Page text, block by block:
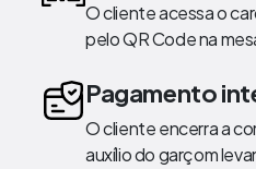
O cliente acessa o
pelo QR Code na
Pagamento
O cliente encerra a
auxílio do garçom